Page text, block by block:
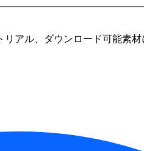
アル、ダウンロード可能素